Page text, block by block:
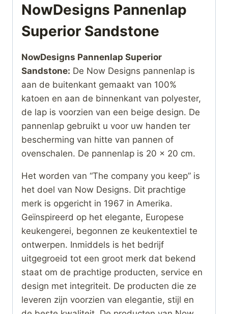
NowDesigns Pannenlap
Superior Sandstone
NowDesigns Pannenlap Superior
Sandstone: De Now Designs pannenlap is
aan de buitenkant gemaakt van 100%
katoen en aan de binnenkant van polyester,
de lap is voorzien van een beige design. De
pannenlap gebruikt u voor uw handen ter
bescherming van hitte van pannen of
ovenschalen. De pannenlap is 20 x 20 cm.
Het worden van “The company you keep” is
het doel van Now Designs. Dit prachtige
merk is opgericht in 1967 in Amerika.
Geïnspireerd op het elegante, Europese
keukengerei, begonnen ze keukentextiel te
ontwerpen. Inmiddels is het bedrijf
uitgegroeid tot een groot merk dat bekend
staat om de prachtige producten, service en
design met integriteit. De producten die ze
leveren zijn voorzien van elegantie, stijl en